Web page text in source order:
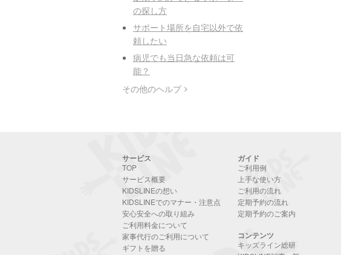
の探し方
サポート場所を自宅以外で依
頼したい
病児でも当日急な依頼は可
能？
その他のヘルプ
サービス
TOP
サービス概要
KIDSLINEの想い
KIDSLINEでのマナー・注意点
安心安全への取り組み
ご利用料金について
家事代行のご利用について
ギフトを贈る
ガイド
ご利用例
上手な使い方
ご利用の流れ
定期予約の流れ
定期予約のご案内
コンテンツ
キッズライン総研